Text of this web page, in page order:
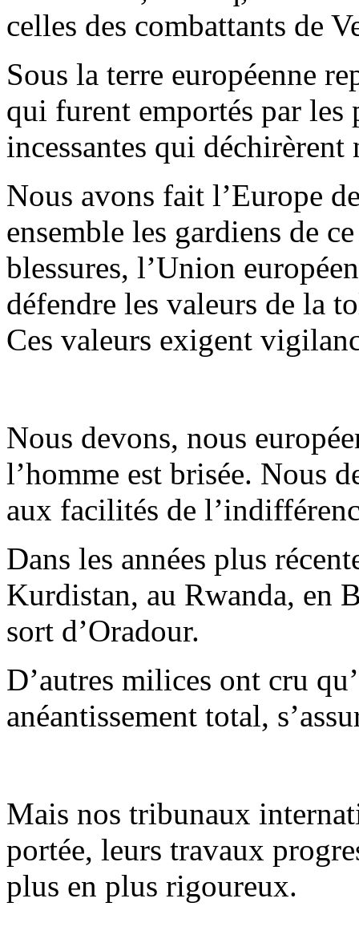
celles des combattants de
Sous la terre européenne
qui furent emportés par les
incessantes qui
Nous avons fait l’Europe
ensemble les gardiens de
blessures, l’Union
défendre les valeurs de la
Ces valeurs exigent
Nous devons, nous
l’homme est brisée. Nous
aux facilités de
Dans les années plus
Kurdistan, au Rwanda, en
sort d’Oradour.
D’autres milices ont cru
anéantissement total,
Mais nos tribunaux
portée, leurs travaux
plus en plus rigoureux.